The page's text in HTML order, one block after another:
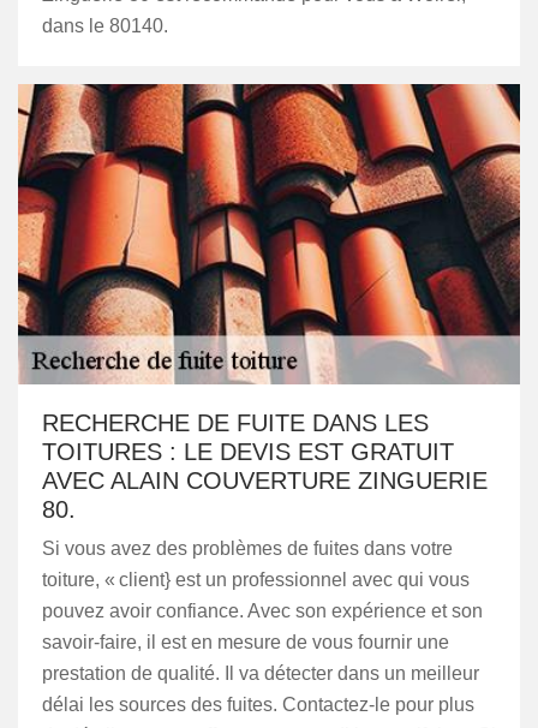
dans le 80140.
RECHERCHE DE FUITE DANS LES
TOITURES : LE DEVIS EST GRATUIT
AVEC ALAIN COUVERTURE ZINGUERIE
80.
Si vous avez des problèmes de fuites dans votre
toiture, « client} est un professionnel avec qui vous
pouvez avoir confiance. Avec son expérience et son
savoir-faire, il est en mesure de vous fournir une
prestation de qualité. Il va détecter dans un meilleur
délai les sources des fuites. Contactez-le pour plus